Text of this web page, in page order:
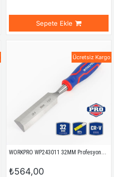
Sepete Ekle
WORKPRO WP243011 32MM Profesyonel İskarpela
₺564,00
Ücretsiz Kargo